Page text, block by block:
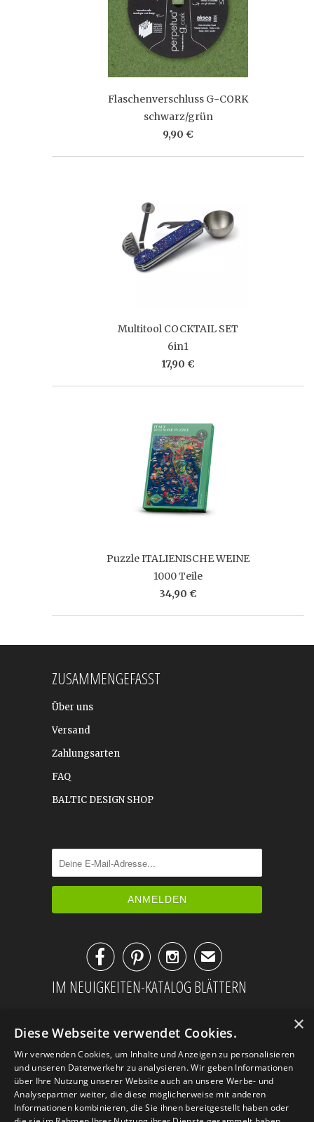
Flaschenverschluss G-CORK
schwarz/grün
9,90 €
Multitool COCKTAIL SET
6in1
17,90 €
Puzzle ITALIENISCHE WEINE
1000 Teile
34,90 €
ZUSAMMENGEFASST
Über uns
Versand
Zahlungsarten
FAQ
BALTIC DESIGN SHOP
✉
IM NEUIGKEITEN-KATALOG BLÄTTERN
×
Diese Webseite verwendet Cookies.
Wir verwenden Cookies, um Inhalte und Anzeigen zu personalisieren
und unseren Datenverkehr zu analysieren. Wir geben Informationen
über Ihre Nutzung unserer Website auch an unsere Werbe- und
Analysepartner weiter, die diese möglicherweise mit anderen
Informationen kombinieren, die Sie ihnen bereitgestellt haben oder